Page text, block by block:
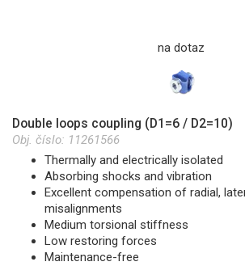
na dotaz
Double loops coupling (D1=6 / D2=10)
Obj. číslo: 11261566
Thermally and electrically isolated
Absorbing shocks and vibration
Excellent compensation of radial,
misalignments
Medium torsional stiffness
Low restoring forces
Maintenance-free